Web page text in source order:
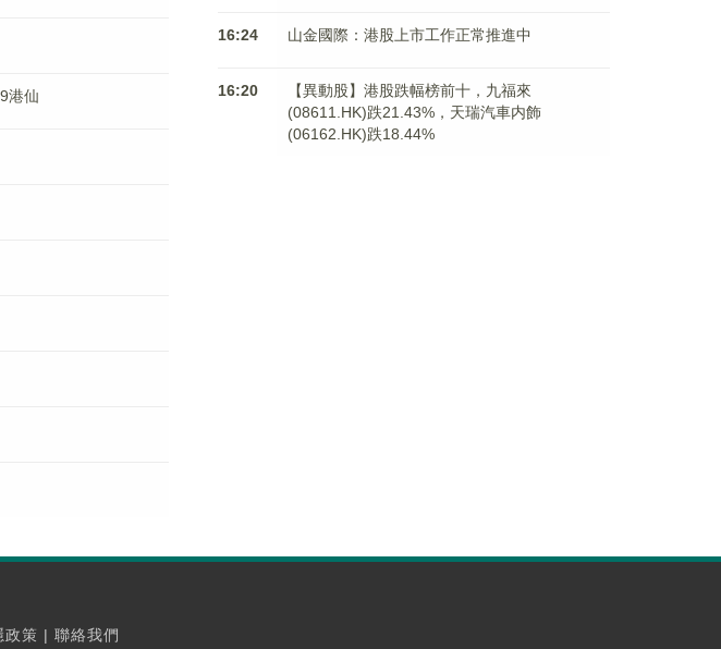
港仙
16:24 山金國際：港股上市工作正常推進中
16:20
【異動股】港股跌幅榜前十，九福來
(08611.HK)跌21.43%，天瑞汽車内飾
(06162.HK)跌18.44%
政策 | 聯絡我們